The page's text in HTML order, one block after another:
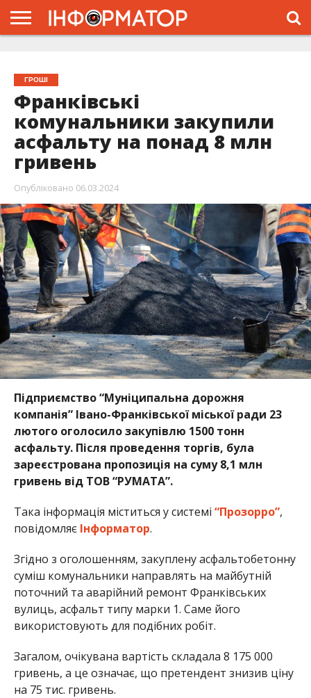
ГРОШІ
Франківські
комунальники закупили
асфальту на понад 8 млн
гривень
Опубліковано 06.03.2024
Підприємство “Муніципальна дорожня
компанія” Івано-Франківської міської ради 23
лютого оголосило закупівлю 1500 тонн
асфальту. Після проведення торгів, була
зареєстрована пропозиція на суму 8,1 млн
гривень від ТОВ “РУМАТА”.
Така інформація міститься у системі “Прозорро”,
повідомляє Інформатор.
Згідно з оголошенням, закуплену асфальтобетонну
суміш комунальники направлять на майбутній
поточний та аварійний ремонт Франківських
вулиць, асфальт типу марки 1. Саме його
використовують для подібних робіт.
Загалом, очікувана вартість складала 8 175 000
гривень, а це означає, що претендент знизив ціну
на 75 тис. гривень.